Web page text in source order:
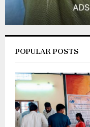
POPULAR POSTS